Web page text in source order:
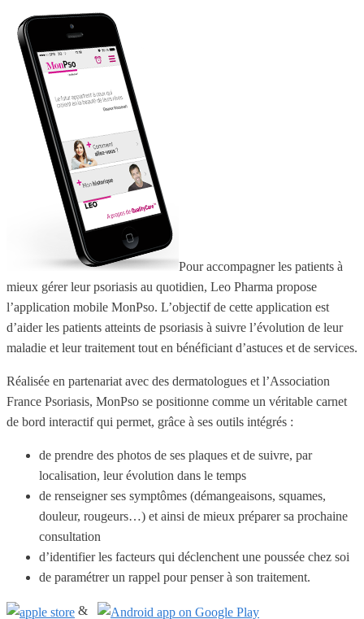
Pour accompagner les patients à
mieux gérer leur psoriasis au quotidien, Leo Pharma propose
l’application mobile MonPso. L’objectif de cette application est
d’aider les patients atteints de psoriasis à suivre l’évolution de leur
maladie et leur traitement tout en bénéficiant d’astuces et de services.
Réalisée en partenariat avec des dermatologues et l’Association
France Psoriasis, MonPso se positionne comme un véritable carnet
de bord interactif qui permet, grâce à ses outils intégrés :
de prendre des photos de ses plaques et de suivre, par
localisation, leur évolution dans le temps
de renseigner ses symptômes (démangeaisons, squames,
douleur, rougeurs…) et ainsi de mieux préparer sa prochaine
consultation
d’identifier les facteurs qui déclenchent une poussée chez soi
de paramétrer un rappel pour penser à son traitement.
&